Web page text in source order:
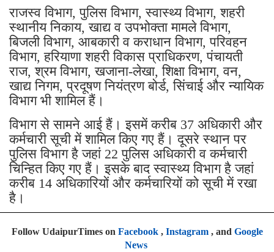
राजस्व विभाग, पुलिस विभाग, स्वास्थ्य विभाग, शहरी
स्थानीय निकाय, खाद्य व उपभोक्ता मामले विभाग,
बिजली विभाग, आबकारी व कराधान विभाग, परिवहन
विभाग, हरियाणा शहरी विकास प्राधिकरण, पंचायती
राज, श्रम विभाग, खजाना-लेखा, शिक्षा विभाग, वन,
खाद्य निगम, प्रदूषण नियंत्रण बोर्ड, सिंचाई और न्यायिक
विभाग भी शामिल हैं।
विभाग से सामने आई हैं। इसमें करीब 37 अधिकारी और
कर्मचारी सूची में शामिल किए गए हैं। दूसरे स्थान पर
पुलिस विभाग है जहां 22 पुलिस अधिकारी व कर्मचारी
चिन्हित किए गए हैं। इसके बाद स्वास्थ्य विभाग है जहां
करीब 14 अधिकारियों और कर्मचारियों को सूची में रखा
है।
Follow UdaipurTimes on Facebook, Instagram, and Google
News